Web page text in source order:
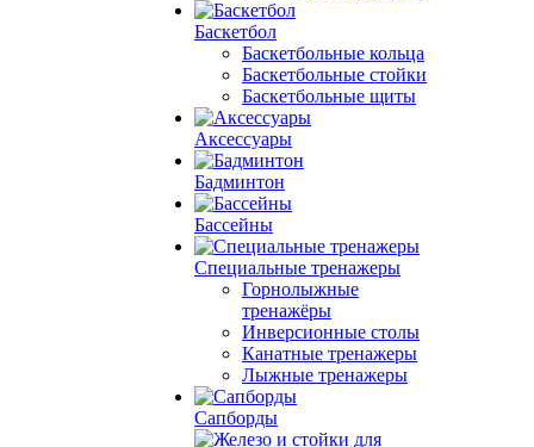
Баскетбол
Баскетбольные кольца
Баскетбольные стойки
Баскетбольные щиты
Аксессуары
Бадминтон
Бассейны
Специальные тренажеры
Горнолыжные
тренажёры
Инверсионные столы
Канатные тренажеры
Лыжные тренажеры
Сапборды